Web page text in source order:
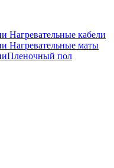
Нагревательные кабели
Нагревательные маты
Пленочный пол